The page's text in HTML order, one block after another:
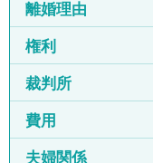
離婚理由
権利
裁判所
費用
夫婦関係